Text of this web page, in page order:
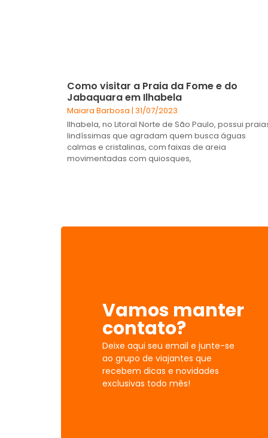
Como visitar a Praia da Fome e do
Jabaquara em Ilhabela
Maiara Barbosa 31/07/2023
Ilhabela, no Litoral Norte de São Paulo, possui
lindíssimas que agradam quem busca águas
calmas e cristalinas, com faixas de areia
movimentadas com quiosques,
Vamos manter
contato?
Deixe aqui seu email e junte-se
ao grupo de viajantes que
recebem dicas e novidades
exclusivas todo mês!